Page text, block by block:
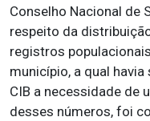
Conselho Nacional de
respeito da
registros
município, a qual
CIB a necessidade de
desses números, foi